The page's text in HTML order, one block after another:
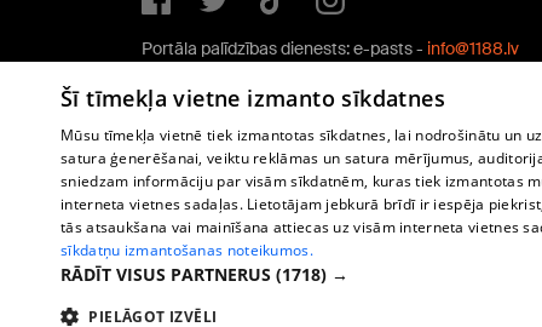
Portāla palīdzības dienests: e-pasts - info@1188.lv
Copyright © 2004-2026 SIA HELIO MEDIA.
Šī tīmekļa vietne izmanto sīkdatnes
Mūsu tīmekļa vietnē tiek izmantotas sīkdatnes, lai nodrošinātu un
satura ģenerēšanai, veiktu reklāmas un satura mērījumus,
sniedzam informāciju par visām sīkdatnēm, kuras tiek izmantotas
interneta vietnes sadaļas. Lietotājam jebkurā brīdī ir iespēja
tās atsaukšana vai mainīšana attiecas uz visām interneta vietnes
sīkdatņu izmantošanas noteikumos.
RĀDĪT VISUS PARTNERUS (1718) →
PIELĀGOT IZVĒLI